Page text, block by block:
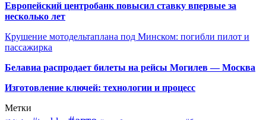
Европейский центробанк повысил ставку впервые за
несколько лет
Крушение мотодельтаплана под Минском: погибли пилот и
пассажирка
Белавиа распродает билеты на рейсы Могилев — Москва
Изготовление ключей: технологии и процесс
Метки